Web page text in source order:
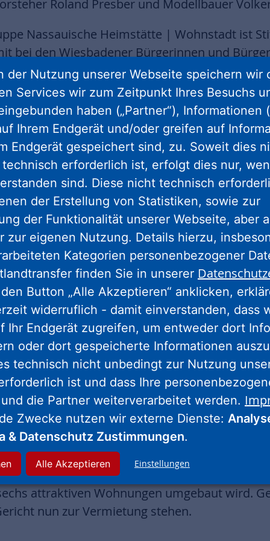
Roland Presber und Modellbauer
Nassauische Heimstätte | Wohnstadt ist
bei den Wiesbadener Bürgerinnen und
welche die Bauphase hautnah miterlebt
so Dr. Constantin Westphal.
der ehemaligen Gefängnismauer errichtet
erhalten wurde. Auf den Tag
wurde das Tastmodell nun enthüllt.
Architekten, den ursprünglichen
auch vom Nachbarbauvorhaben der
Form in der
Dr. Rolf Farber (Landgerichtspräsident
des Tastmodells behilflich war und sich
vor Ort nachzulesen ist, zu verfassen“,
Oranien-, Albrecht-, Moritz- und
dem Gefängnisbau wurde es
des Landgerichts war der Gefängnisneubau
dies, weil die Zustände im alten Zuchthaus
17. Juli 1875 wurden die ersten Gefangenen,
Bau verlegt, der für rd. 100 männliche und
stand seit 1878 das Wohnhaus für
attraktiven Wohnungen umgebaut wird.
nun zur Vermietung stehen.
der Nutzung unserer Webseite speichern wir
Services wir zum Zeitpunkt Ihres Besuchs
haben („Partner“), Informationen
Ihrem Endgerät und/oder greifen auf
Endgerät gespeichert sind, zu. Soweit dies
erforderlich ist, erfolgt dies nur,
sind. Diese nicht technisch
der Erstellung von Statistiken, sowie zur
der Funktionalität unserer Webseite, aber
zur eigenen Nutzung. Details hierzu,
Kategorien personenbezogener
finden Sie in unserer
Button „Alle Akzeptieren“ anklicken,
widerruflich - damit einverstanden, dass
Ihr Endgerät zugreifen, um entweder dort
oder dort gespeicherte Informationen
technisch nicht unbedingt zur Nutzung
ist und dass Ihre
die Partner weiterverarbeitet werden.
Zwecke nutzen wir externe Dienste:
& Datenschutz Zustimmungen.
Einstellungen
Alle Akzeptieren